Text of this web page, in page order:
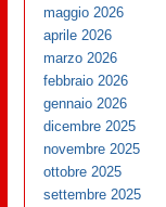
maggio 2026
aprile 2026
marzo 2026
febbraio 2026
gennaio 2026
dicembre 2025
novembre 2025
ottobre 2025
settembre 2025